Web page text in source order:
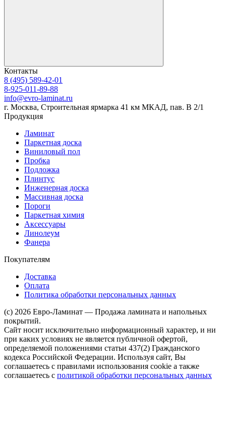
Контакты
8 (495) 589-42-01
8-925-011-89-88
info@evro-laminat.ru
г. Москва, Строительная ярмарка 41 км МКАД, пав. В 2/1
Продукция
Ламинат
Паркетная доска
Виниловый пол
Пробка
Подложка
Плинтус
Инженерная доска
Массивная доска
Пороги
Паркетная химия
Аксессуары
Линолеум
Фанера
Покупателям
Доставка
Оплата
Политика обработки персональных данных
(c) 2026 Евро-Ламинат — Продажа ламината и напольных
покрытий.
Сайт носит исключительно информационный характер, и ни
при каких условиях не является публичной офертой,
определяемой положениями статьи 437(2) Гражданского
кодекса Российской Федерации. Используя сайт, Вы
соглашаетесь с правилами использования cookie а также
соглашаетесь с политикой обработки персональных данных